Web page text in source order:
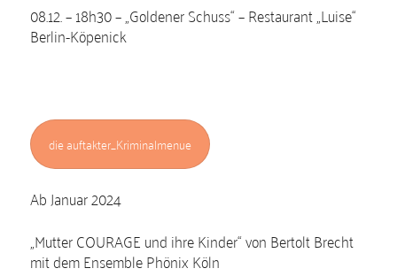
08.12. – 18h30 – „Goldener Schuss“ – Restaurant „Luise“
Berlin-Köpenick
die auftakter_Kriminalmenue
Ab Januar 2024
„Mutter COURAGE und ihre Kinder“ von Bertolt Brecht
mit dem Ensemble Phönix Köln